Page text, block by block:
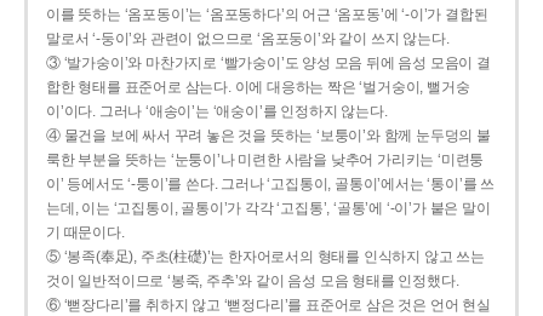
이를 뜻하는 ‘옴포동이’는 ‘옴포동하다’의 어근 ‘옴포동’에 ‘-이’가 결합된
말로서 ‘-둥이’와 관련이 없으므로 ‘옴포둥이’와 같이 쓰지 않는다.
③ ‘발가숭이’와 마찬가지로 ‘빨가숭이’도 양성 모음 뒤에 음성 모음이 결
합한 형태를 표준어로 삼는다. 이에 대응하는 짝은 ‘벌거숭이, 뻘거숭
이’이다. 그러나 ‘애송이’는 ‘애숭이’를 인정하지 않는다.
④ 물건을 보에 싸서 꾸려 놓은 것을 뜻하는 ‘보퉁이’와 함께 눈두덩의 불
룩한 부분을 뜻하는 ‘눈퉁이’나 미련한 사람을 낮추어 가리키는 ‘미련퉁
이’ 등에서도 ‘-퉁이’를 쓴다. 그러나 ‘고집통이, 골통이’에서는 ‘통이’를 쓰
는데, 이는 ‘고집통이, 골통이’가 각각 ‘고집통’, ‘골통’에 ‘-이’가 붙은 말이
기 때문이다.
⑤ ‘봉족(奉足), 주초(柱礎)’는 한자어로서의 형태를 인식하지 않고 쓰는
것이 일반적이므로 ‘봉죽, 주추’와 같이 음성 모음 형태를 인정했다.
⑥ ‘뻗장다리’를 취하지 않고 ‘뻗정다리’를 표준어로 삼은 것은 언어 현실